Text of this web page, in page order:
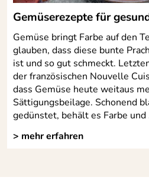
Gemüserezepte für
Gemüse bringt Farbe auf den
glauben, dass diese bunte
ist und so gut schmeckt.
der französischen Nouvelle
dass Gemüse heute weitaus
Sättigungsbeilage. Schonend
gedünstet, behält es Farbe und
> mehr erfahren